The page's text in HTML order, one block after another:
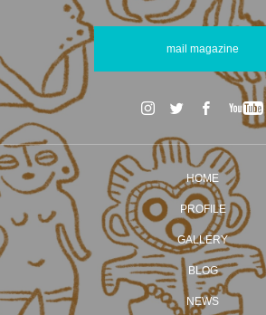
mail magazine
HOME
PROFILE
GALLERY
BLOG
NEWS